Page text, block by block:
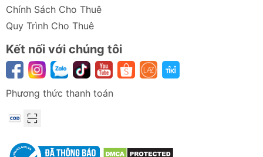
Chính Sách Cho Thuê
Quy Trình Cho Thuê
Kết nối với chúng tôi
Phương thức thanh toán